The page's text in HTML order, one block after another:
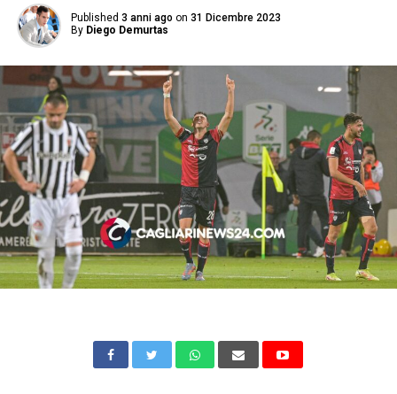
Published 3 anni ago on 31 Dicembre 2023
By Diego Demurtas